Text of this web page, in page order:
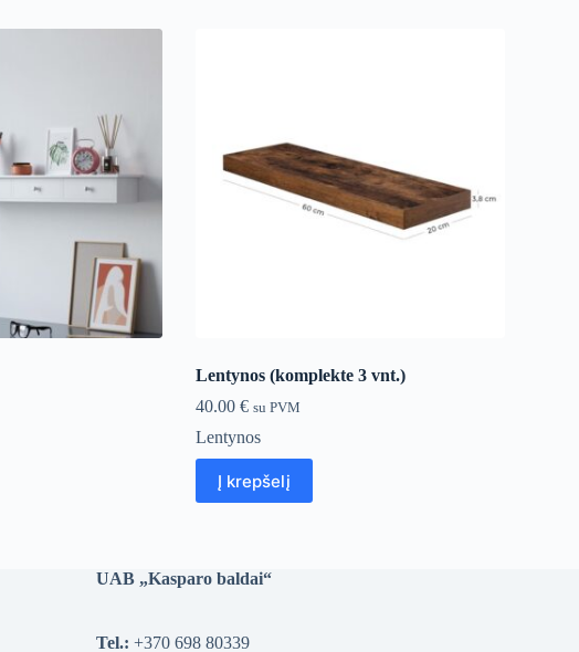
Lentynos (komplekte 3 vnt.)
40.00 € su PVM
Lentynos
Į krepšelį
UAB „Kasparo baldai“
Tel.: +370 698 80339